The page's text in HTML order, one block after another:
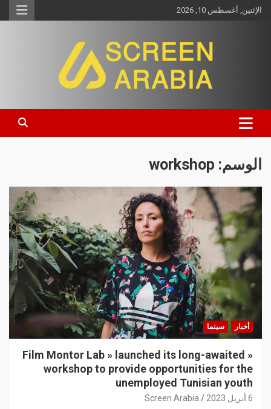
الإثنين, أغسطس 10, 2026
Screen Arabia
الوسم: workshop
أخبار سينما
« Film Montor Lab » launched its long-awaited
workshop to provide opportunities for the
unemployed Tunisian youth
6 أبريل 2023 Screen Arabia